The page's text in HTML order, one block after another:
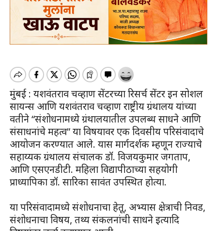
मुंबई : यशवंतराव चव्हाण सेंटरच्या रिसर्च सेंटर इन सोशल
सायन्स आणि यशवंतराव चव्हाण राष्ट्रीय ग्रंथालय यांच्या
वतीने “संशोधनामध्ये ग्रंथालयातील उपलब्ध साधने आणि
संसाधनांचे महत्व” या विषयावर एक दिवसीय परिसंवादाचे
आयोजन करण्यात आले. यास मार्गदर्शक म्हणून राज्याचे
सहाय्यक ग्रंथालय संचालक डॉ. विजयकुमार जगताप,
आणि एसएनडीटी. महिला विद्यापीठाच्या सहयोगी
प्राध्यापिका डॉ. सारिका सावंत उपस्थित होत्या.
या परिसंवादामध्ये संशोधनाचा हेतू, अभ्यास क्षेत्राची निवड,
संशोधनाचा विषय, तथ्य संकलनांची साधने इत्यादि